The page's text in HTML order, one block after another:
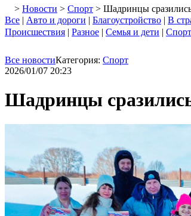
> Новости > Спорт > Шадринцы
Все | Авто и дороги | Благоустройство | В
Происшествия | Разное | Семья и дети | Спорт
Все новостиКатегория: Спорт
2026/01/07 20:23
Шадринцы